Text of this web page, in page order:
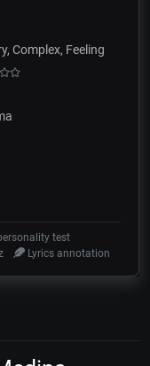
Complex, Feeling
test
Lyrics annotation